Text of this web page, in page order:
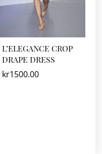
L’ELEGANCE CROP
DRAPE DRESS
kr1500.00